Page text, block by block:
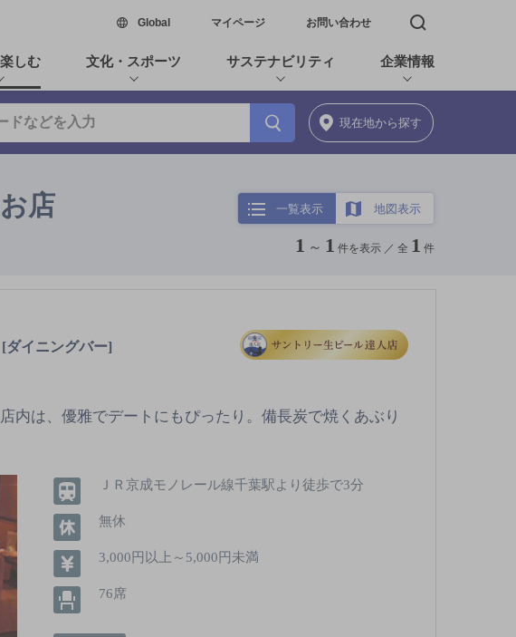
Global新しいウィンドウで開く
マイページ お問い合わせ 検索窓を開く
しむ 文化・スポーツ サステナビリティ 企業情報
現在地から探す
店 一覧表示 地図表示
1 ～ 1 件を表示 ／ 全 1 件
[ダイニングバー]
内は、優雅でデートにもぴったり。備長炭で焼くあぶり
ＪＲ京成モノレール線千葉駅より徒歩で3分
無休
3,000円以上～5,000円未満
76席